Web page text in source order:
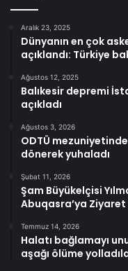
Aralık 23, 2025
Dünyanın en çok
açıklandı: Türkiye
Ağustos 12, 2025
Balıkesir depremi
açıkladı
Ağustos 3, 2026
ODTÜ
dönerek yuhaladı
Şubat 11, 2026
Şam Büyükelçisi
Abuqasra’ya Ziyaret
Temmuz 14, 2026
Halatı bağlamayı
aşağı ölüme